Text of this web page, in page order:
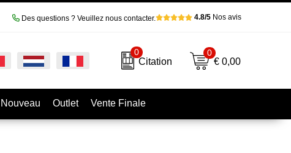
Des questions ? Veuillez nous contacter. 4.8/5Nos avis
0
Citation
0
€ 0,00
Nouveau Outlet Vente Finale